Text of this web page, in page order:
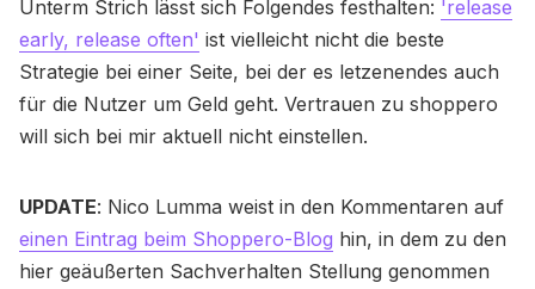
Unterm Strich lässt sich Folgendes festhalten: 'release
early, release often' ist vielleicht nicht die beste
Strategie bei einer Seite, bei der es letzenendes auch
für die Nutzer um Geld geht. Vertrauen zu shoppero
will sich bei mir aktuell nicht einstellen.
UPDATE: Nico Lumma weist in den Kommentaren auf
einen Eintrag beim Shoppero-Blog hin, in dem zu den
hier geäußerten Sachverhalten Stellung genommen